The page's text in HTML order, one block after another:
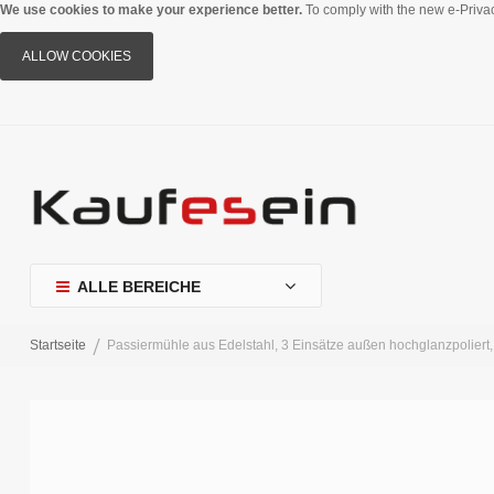
We use cookies to make your experience better. To comply with the new e-
ALLOW COOKIES
ALLE BEREICHE
Startseite Passiermühle aus Edelstahl, 3 Einsätze außen